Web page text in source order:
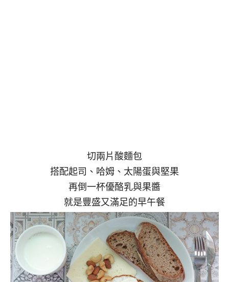
切兩片酸麵包
搭配起司、哈姆、太陽蛋與堅果
再倒一杯優酪乳與果醬
就是豐盛又滿足的早午餐